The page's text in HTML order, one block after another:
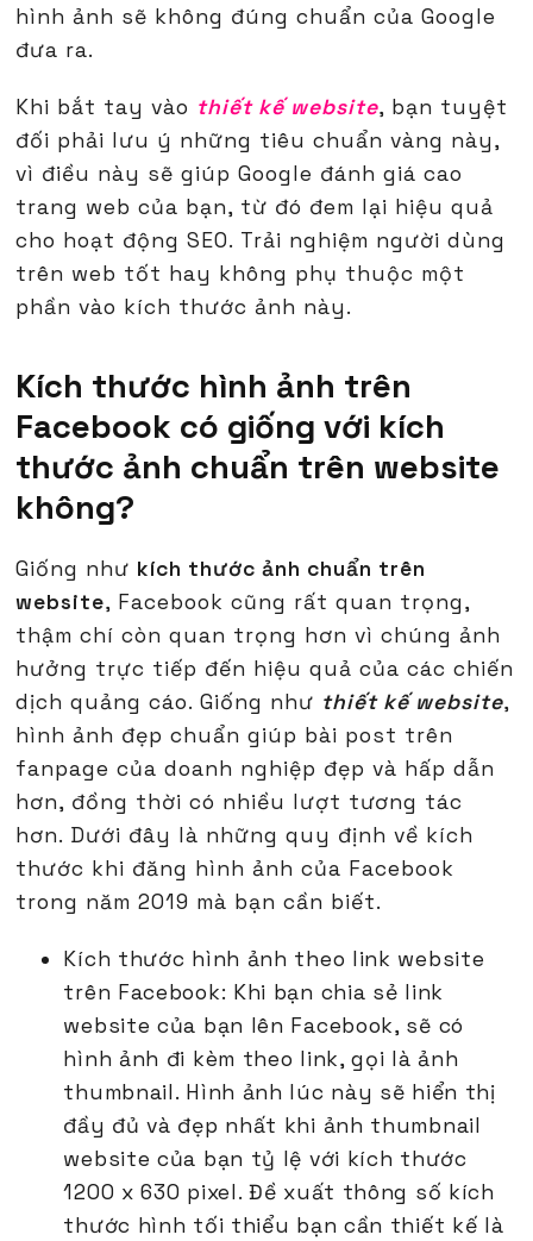
hình ảnh sẽ không đúng chuẩn của Google
đưa ra.
Khi bắt tay vào thiết kế website, bạn tuyệt
đối phải lưu ý những tiêu chuẩn vàng này,
vì điều này sẽ giúp Google đánh giá cao
trang web của bạn, từ đó đem lại hiệu quả
cho hoạt động SEO. Trải nghiệm người dùng
trên web tốt hay không phụ thuộc một
phần vào kích thước ảnh này.
Kích thước hình ảnh trên
Facebook có giống với kích
thước ảnh chuẩn trên website
không?
Giống như kích thước ảnh chuẩn trên
website, Facebook cũng rất quan trọng,
thậm chí còn quan trọng hơn vì chúng ảnh
hưởng trực tiếp đến hiệu quả của các chiến
dịch quảng cáo. Giống như thiết kế website,
hình ảnh đẹp chuẩn giúp bài post trên
fanpage của doanh nghiệp đẹp và hấp dẫn
hơn, đồng thời có nhiều lượt tương tác
hơn. Dưới đây là những quy định về kích
thước khi đăng hình ảnh của Facebook
trong năm 2019 mà bạn cần biết.
Kích thước hình ảnh theo link website
trên Facebook: Khi bạn chia sẻ link
website của bạn lên Facebook, sẽ có
hình ảnh đi kèm theo link, gọi là ảnh
thumbnail. Hình ảnh lúc này sẽ hiển thị
đầy đủ và đẹp nhất khi ảnh thumbnail
website của bạn tỷ lệ với kích thước
1200 x 630 pixel. Đề xuất thông số kích
thước hình tối thiểu bạn cần thiết kế là